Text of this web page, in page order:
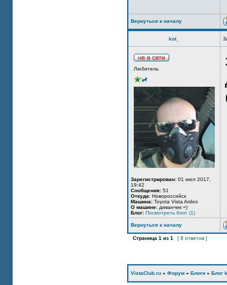
Вернуться к началу
kot_
Любитель
Зарегистрирован: 01 июл 2017,
19:42
Сообщения: 51
Откуда: Новороссийск
Машина: Toyota Vista Ardeo
О машине: диванчик =)
Блог: Посмотреть блог (1)
Вернуться к началу
Страница 1 из 1 [ 8 ответов ]
VistaClub.ru » Форум » Блоги » Блог